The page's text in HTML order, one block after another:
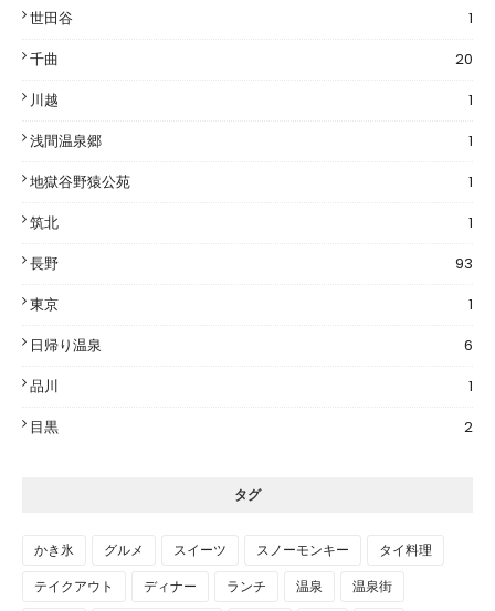
世田谷
1
千曲
20
川越
1
浅間温泉郷
1
地獄谷野猿公苑
1
筑北
1
長野
93
東京
1
日帰り温泉
6
品川
1
目黒
2
タグ
かき氷 グルメ スイーツ スノーモンキー
タイ料理
テイクアウト
ディナー ランチ 温泉
温泉街